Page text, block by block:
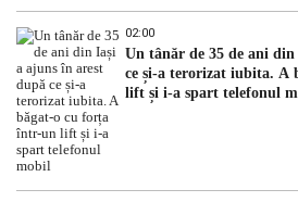
02:00
Un tânăr de 35 de ani
ce și-a terorizat iubita. A
lift și i-a spart telefonul